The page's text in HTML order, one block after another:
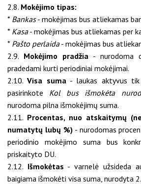
2.8. Mokėjimo tipas:
* Bankas- mokėjimas bus atliekamas
* Kasa- mokėjimas bus atliekamas per
* Pašto perlaida- mokėjimas bus
2.9. Mokėjimo pradžia - nurodoma
pradedami kurti periodiniai mokėjimai.
2.10.Visa suma - laukas aktyvus
pasirinkote Kol bus išmokėta
nurodoma pilna išmokėjimų suma.
2.11. Procentas, nuo atskaitymų
numatytų lubų %)- nurodomas
periodinio mokėjimo suma bus
priskaityto DU.
2.12. Išmokėtas - varnelė užsideda
baigiama išmokėti visa suma, nurodyta